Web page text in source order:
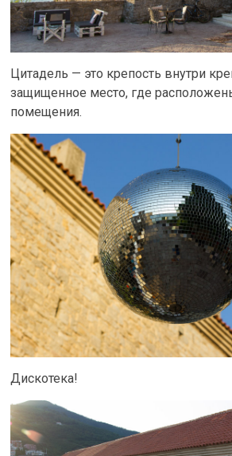
Цитадель — это крепость внутри
защищенное место, где
помещения.
Дискотека!